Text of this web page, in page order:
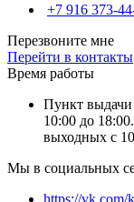
+7 916 373-
Перезвоните мне
Перейти в контакты
Время работы
Пункт выдачи
10:00 до
выходных с
Мы в социальных
https://vk.com/